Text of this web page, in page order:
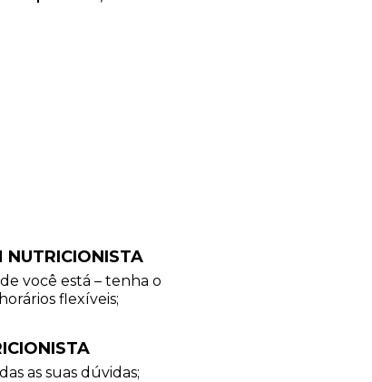
NUTRICIONISTA
você está – tenha o
flexíveis;
as suas dúvidas;